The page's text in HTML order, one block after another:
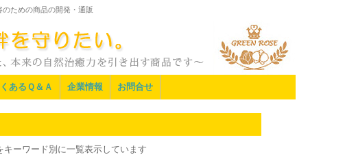
ための商品の開発・通販
あるＱ＆Ａ 企業情報 お問合せ
ーワード別に一覧表示しています